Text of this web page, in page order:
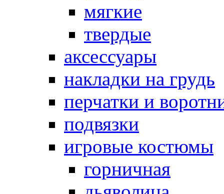
мягкие
твердые
аксессуары
накладки на грудь
перчатки и
подвязки
игровые костюмы
горничная